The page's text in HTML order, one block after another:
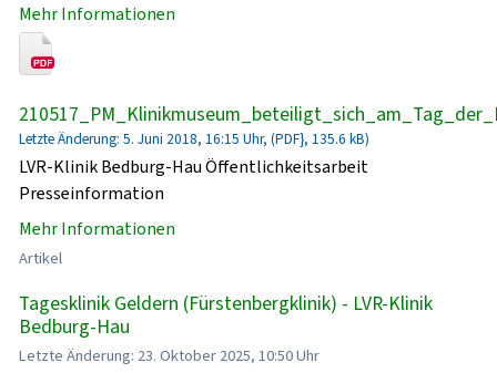
Mehr Informationen
Letzte Änderung: 5. Juni 2018, 16:15 Uhr, (PDF}, 135.6 kB)
LVR-Klinik Bedburg-Hau Öffentlichkeitsarbeit
Presseinformation
Mehr Informationen
Artikel
Tagesklinik Geldern (Fürstenbergklinik) - LVR-Klinik
Bedburg-Hau
Letzte Änderung: 23. Oktober 2025, 10:50 Uhr